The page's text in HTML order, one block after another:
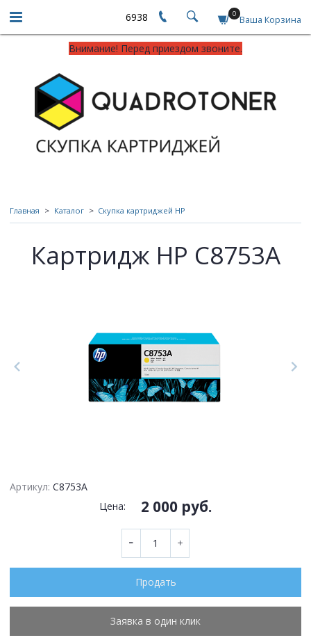
6938 0 Ваша Корзина
Внимание! Перед приездом звоните.
Главная Каталог Скупка картриджей HP
Картридж HP C8753A
Артикул: C8753A
Цена:
2 000 руб.
Продать
Заявка в один клик